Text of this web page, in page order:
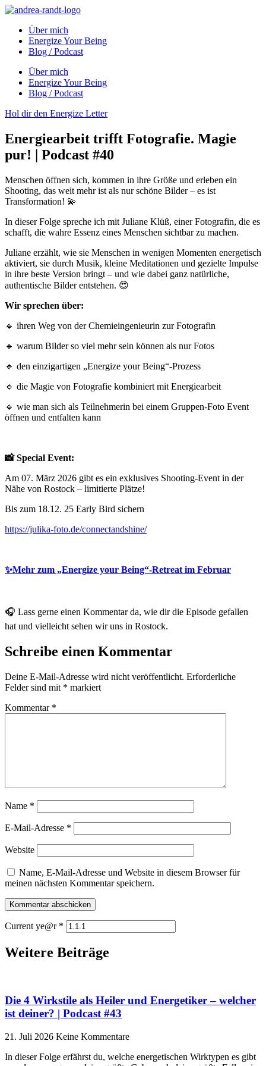
Über mich
Energize Your Being
Blog / Podcast
Über mich
Energize Your Being
Blog / Podcast
Hol dir den Energize Letter
Energiearbeit trifft Fotografie. Magie
pur! | Podcast #40
Menschen öffnen sich, kommen in ihre Größe und erleben ein
Shooting, das weit mehr ist als nur schöne Bilder – es ist
Transformation! 💫
In dieser Folge spreche ich mit Juliane Klüß, einer Fotografin, die es
schafft, die wahre Essenz eines Menschen sichtbar zu machen.
Juliane erzählt, wie sie Menschen in wenigen Momenten energetisch
aktiviert, sie durch Musik, kleine Meditationen und gezielte Impulse
in ihre beste Version bringt – und wie dabei ganz natürliche,
authentische Bilder entstehen. 😍
Wir sprechen über:
🔹 ihren Weg von der Chemieingenieurin zur Fotografin
🔹 warum Bilder so viel mehr sein können als nur Fotos
🔹 den einzigartigen „Energize your Being“-Prozess
🔹 die Magie von Fotografie kombiniert mit Energiearbeit
🔹 wie man sich als Teilnehmerin bei einem Gruppen-Foto Event
öffnen und entfalten kann
📸 Special Event:
Am 07. März 2026 gibt es ein exklusives Shooting-Event in der
Nähe von Rostock – limitierte Plätze!
Bis zum 18.12. 25 Early Bird sichern
https://julika-foto.de/connectandshine/
✨Mehr zum „Energize your Being“-Retreat im Februar
🎧 Lass gerne einen Kommentar da, wie dir die Episode gefallen
hat und vielleicht sehen wir uns in Rostock.
Schreibe einen Kommentar
Deine E-Mail-Adresse wird nicht veröffentlicht. Erforderliche
Felder sind mit * markiert
Kommentar *
Name *
E-Mail-Adresse *
Website
Name, E-Mail-Adresse und Website in diesem Browser für
meinen nächsten Kommentar speichern.
Current ye@r *
Weitere Beiträge
Die 4 Wirkstile als Heiler und Energetiker – welcher
ist deiner? | Podcast #43
21. Juli 2026 Keine Kommentare
In dieser Folge erfährst du, welche energetischen Wirktypen es gibt